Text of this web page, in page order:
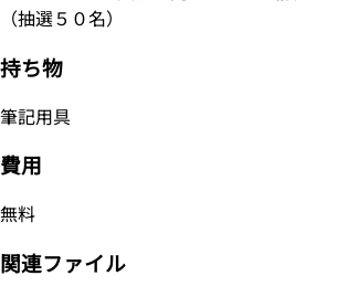
（抽選５０名）
持ち物
筆記用具
費用
無料
関連ファイル